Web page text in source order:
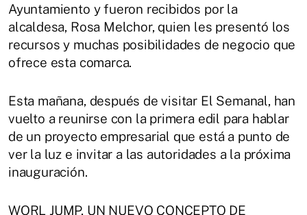
Ayuntamiento y fueron recibidos por la
alcaldesa, Rosa Melchor, quien les presentó los
recursos y muchas posibilidades de negocio que
ofrece esta comarca.
Esta mañana, después de visitar El Semanal, han
vuelto a reunirse con la primera edil para hablar
de un proyecto empresarial que está a punto de
ver la luz e invitar a las autoridades a la próxima
inauguración.
WORL JUMP, UN NUEVO CONCEPTO DE